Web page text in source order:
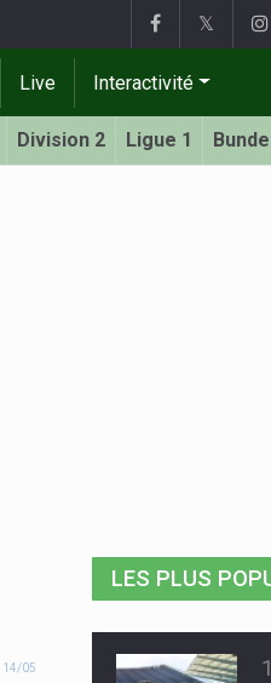
𝕏
Live Interactivité
Division 2 Ligue 1
14/05
LES PLUS
1